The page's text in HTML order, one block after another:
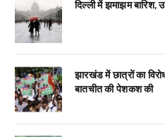
दिल्ली में झमाझम बारिश,
झारखंड में छात्रों का
बातचीत की पेशकश की